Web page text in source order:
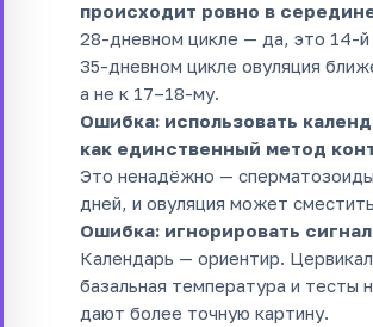
происходит ровно в
28-дневном цикле — да, это 14-
35-дневном цикле овуляция
а не к 17–18-му.
Ошибка: использовать
как единственный метод
Это ненадёжно —
дней, и овуляция может
Ошибка: игнорировать
Календарь — ориентир.
базальная температура и тесты
дают более точную картину.